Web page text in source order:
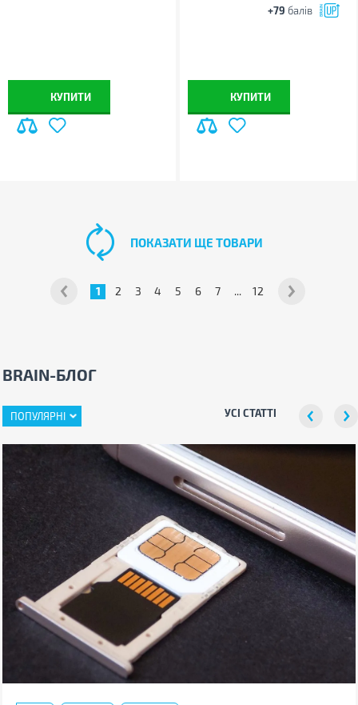
КУПИТИ
+79 балів
КУПИТИ
1 2 3 4 5 6 7 ... 12
ПОКАЗАТИ ЩЕ ТОВАРИ
BRAIN-БЛОГ
ПОПУЛЯРНІ УСІ СТАТТІ